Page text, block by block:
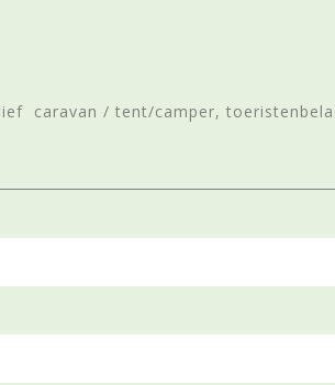
caravan / tent/camper,